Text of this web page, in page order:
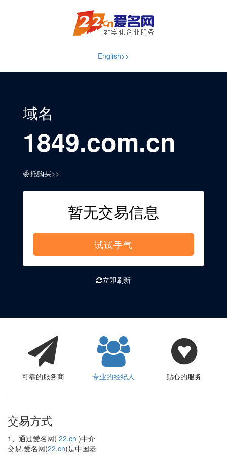
English>>
域名
1849.com.cn
委托购买>>
暂无交易信息
试试手气
立即刷新
可靠的服务商 专业的经纪人 贴心的服务
交易方式
1、通过爱名网( 22.cn )中介
交易,爱名网(22.cn)是中国老